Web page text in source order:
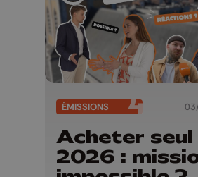
ÉMISSIONS
Acheter seul
2026 :